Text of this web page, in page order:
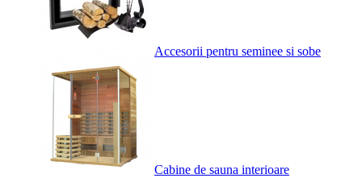
Accesorii pentru seminee si sobe
Cabine de sauna interioare